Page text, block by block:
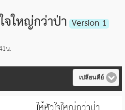
จใหญ่กว่าป่า Version 1
น.
เปลี่ยนคีย์